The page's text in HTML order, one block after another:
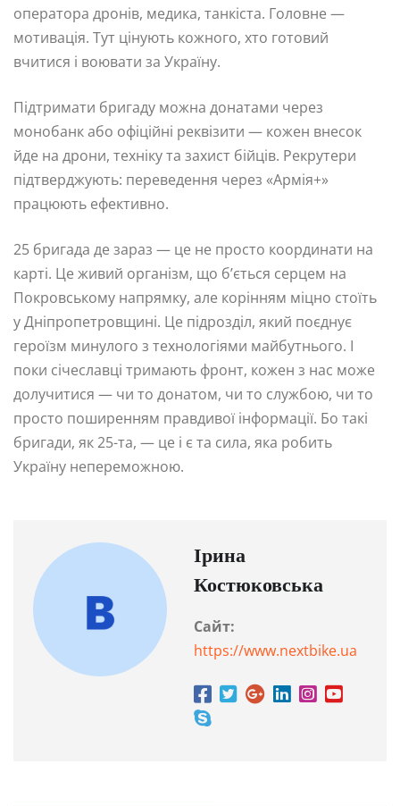
оператора дронів, медика, танкіста. Головне —
мотивація. Тут цінують кожного, хто готовий
вчитися і воювати за Україну.
Підтримати бригаду можна донатами через
монобанк або офіційні реквізити — кожен внесок
йде на дрони, техніку та захист бійців. Рекрутери
підтверджують: переведення через «Армія+»
працюють ефективно.
25 бригада де зараз — це не просто координати на
карті. Це живий організм, що б’ється серцем на
Покровському напрямку, але корінням міцно стоїть
у Дніпропетровщині. Це підрозділ, який поєднує
героїзм минулого з технологіями майбутнього. І
поки січеславці тримають фронт, кожен з нас може
долучитися — чи то донатом, чи то службою, чи то
просто поширенням правдивої інформації. Бо такі
бригади, як 25-та, — це і є та сила, яка робить
Україну непереможною.
Ірина
Костюковська
Сайт:
https://www.nextbike.ua